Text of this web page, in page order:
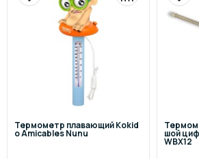
Термометр плавающий Kokid
o Amicables Nunu шой
WBX12